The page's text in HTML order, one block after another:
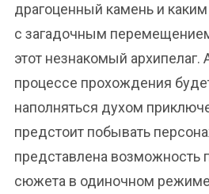
драгоценный камень и
с загадочным
этот незнакомый архипелаг.
процессе прохождения
наполняться духом
предстоит побывать
представлена возможность
сюжета в одиночном режиме